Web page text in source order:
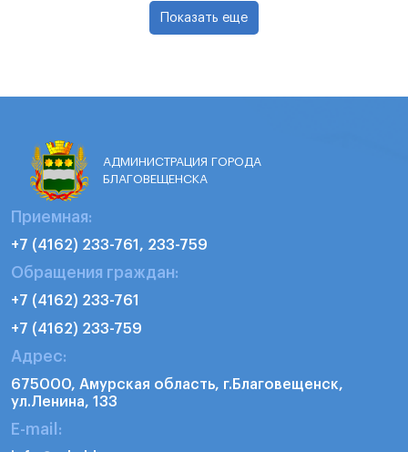
Показать еще
АДМИНИСТРАЦИЯ ГОРОДА
БЛАГОВЕЩЕНСКА
Приемная:
+7 (4162) 233-761, 233-759
Обращения граждан:
+7 (4162) 233-761
+7 (4162) 233-759
Адрес:
675000, Амурская область, г.Благовещенск,
ул.Ленина, 133
E-mail: